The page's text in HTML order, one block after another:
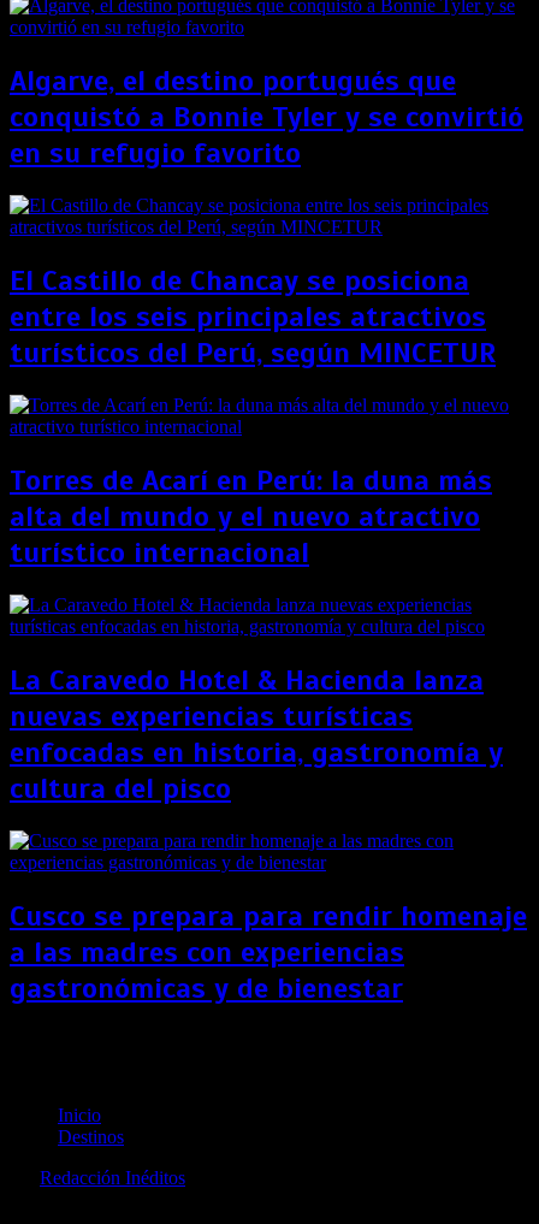
Algarve, el destino portugués que
conquistó a Bonnie Tyler y se convirtió
en su refugio favorito
El Castillo de Chancay se posiciona
entre los seis principales atractivos
turísticos del Perú, según MINCETUR
Torres de Acarí en Perú: la duna más
alta del mundo y el nuevo atractivo
turístico internacional
La Caravedo Hotel & Hacienda lanza
nuevas experiencias turísticas
enfocadas en historia, gastronomía y
cultura del pisco
Cusco se prepara para rendir homenaje
a las madres con experiencias
gastronómicas y de bienestar
Inicio
Destinos
Redacción Inéditos